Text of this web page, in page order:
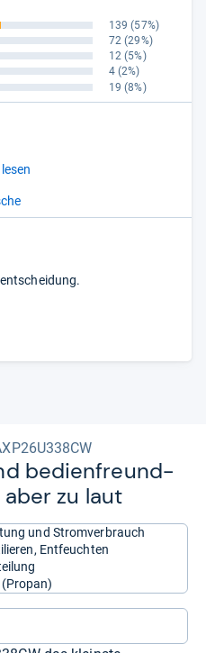
139 (57%)
72 (29%)
12 (5%)
4 (2%)
19 (8%)
bedi­en­freund­
zu laut
und Stromverbrauch
Entfeuchten